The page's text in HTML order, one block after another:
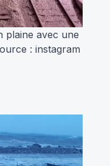
plaine avec une
: instagram